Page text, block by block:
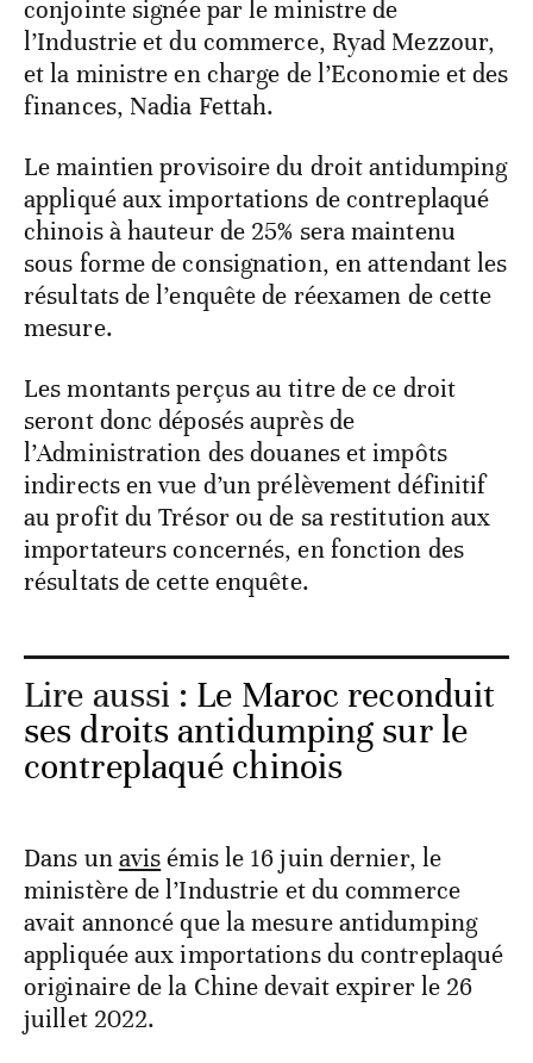
conjointe signée par le ministre de
l’Industrie et du commerce, Ryad Mezzour,
et la ministre en charge de l’Economie et des
finances, Nadia Fettah.
Le maintien provisoire du droit antidumping
appliqué aux importations de contreplaqué
chinois à hauteur de 25% sera maintenu
sous forme de consignation, en attendant les
résultats de l’enquête de réexamen de cette
mesure.
Les montants perçus au titre de ce droit
seront donc déposés auprès de
l’Administration des douanes et impôts
indirects en vue d’un prélèvement définitif
au profit du Trésor ou de sa restitution aux
importateurs concernés, en fonction des
résultats de cette enquête.
Lire aussi : Le Maroc reconduit
ses droits antidumping sur le
contreplaqué chinois
Dans unavisémis le 16 juin dernier, le
ministère de l’Industrie et du commerce
avait annoncé que la mesure antidumping
appliquée aux importations du contreplaqué
originaire de la Chine devait expirer le 26
juillet 2022.